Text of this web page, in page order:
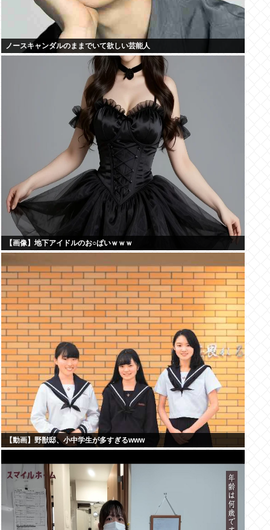
ノースキャンダルのままでいて欲しい芸能人
【画像】地下アイドルのお○ぱいｗｗｗ
【動画】野獣邸、小中学生が多すぎるwww